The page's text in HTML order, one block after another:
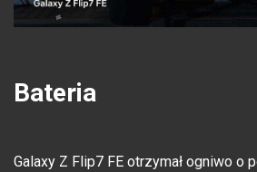
Bateria
Galaxy Z Flip7 FE otrzymał ogniwo o